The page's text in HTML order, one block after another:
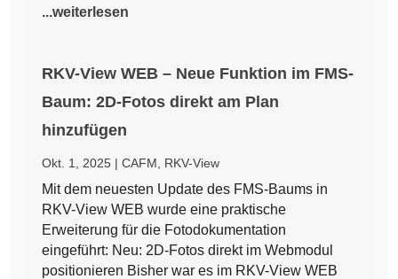
...weiterlesen
RKV-View WEB – Neue Funktion im FMS-
Baum: 2D-Fotos direkt am Plan
hinzufügen
Okt. 1, 2025 |CAFM RKV-View
Mit dem neuesten Update des FMS-Baums in
RKV-View WEB wurde eine praktische
Erweiterung für die Fotodokumentation
eingeführt: Neu: 2D-Fotos direkt im Webmodul
positionieren Bisher war es im RKV-View WEB